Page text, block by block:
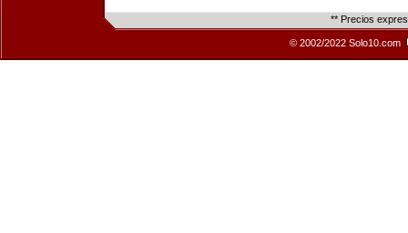
** Precios
© 2002/2022 Solo10.com